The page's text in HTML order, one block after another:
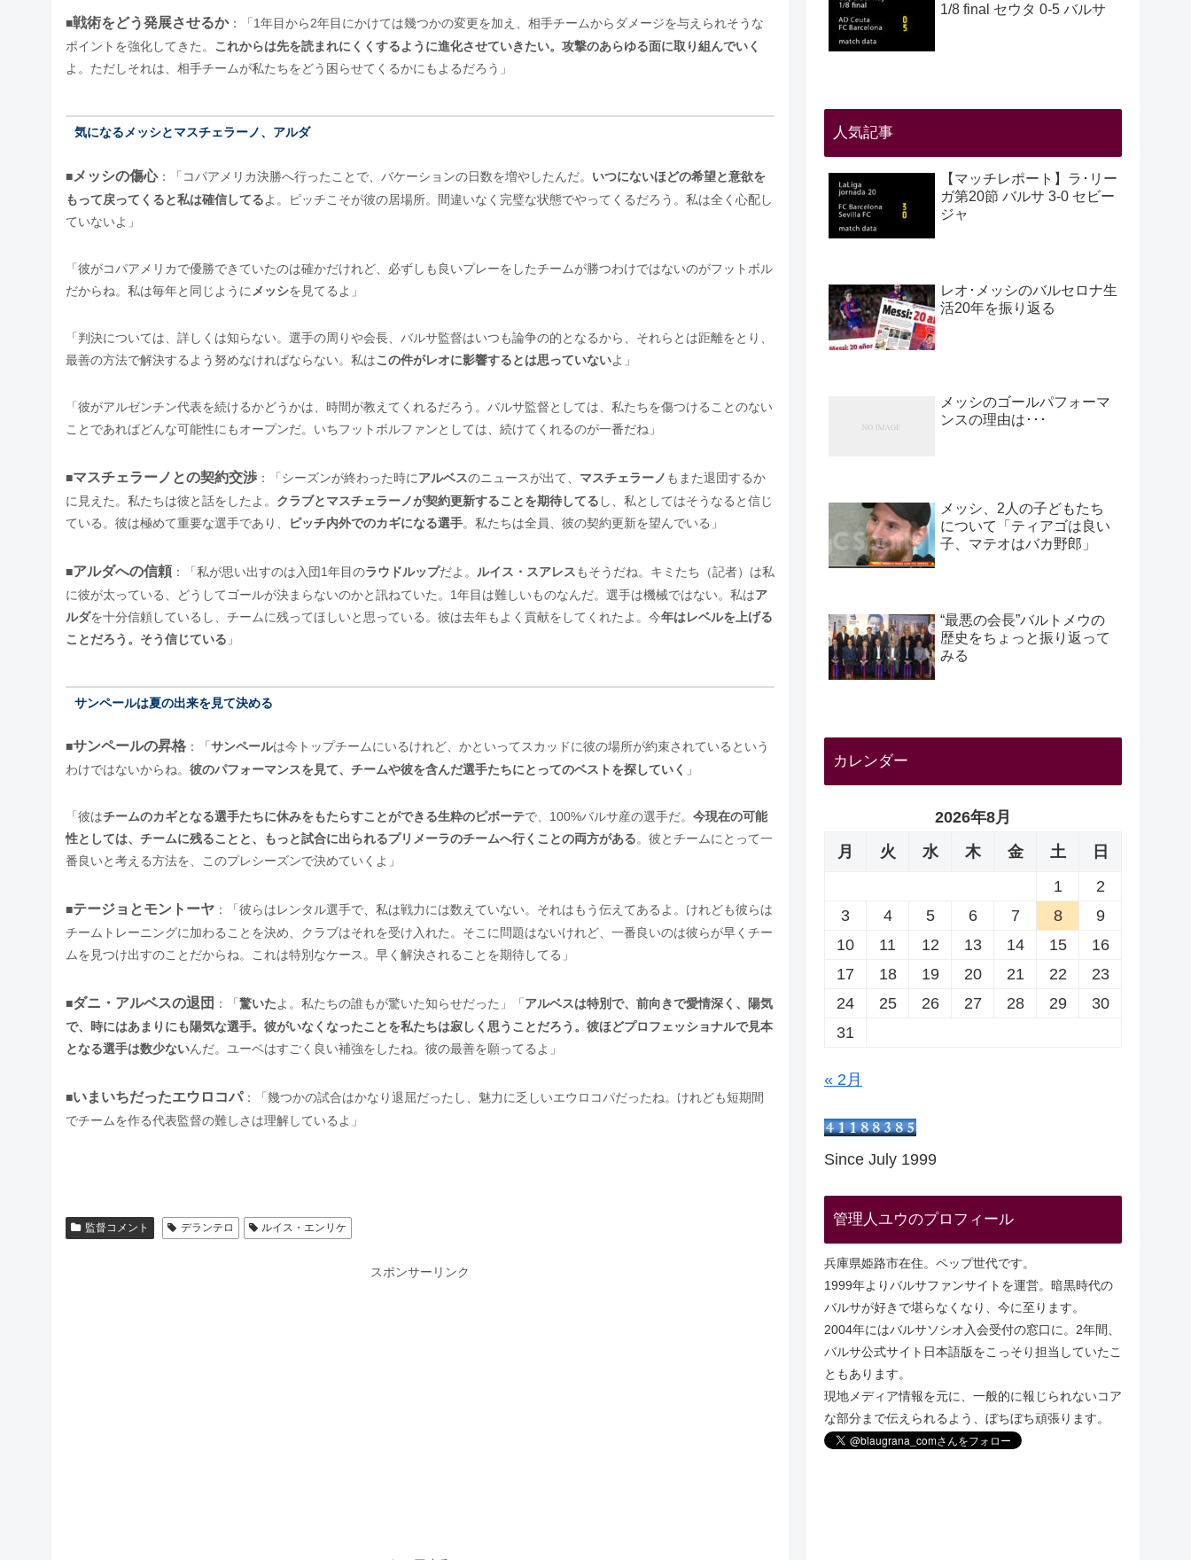
■戦術をどう発展させるか：「1年目から2年目にかけては幾つかの変更を加え、相手チームからダメージを与えられそうな
ポイントを強化してきた。 これからは先を読まれにくくするように進化させていきたい。攻撃のあらゆる面に取り組んでいく
よ。ただしそれは、相手チームが私たちをどう困らせてくるかにもよるだろう」
気になるメッシとマスチェラーノ、アルダ
■メッシの傷心：「コパアメリカ決勝へ行ったことで、バケーションの日数を増やしたんだ。 いつにないほどの希望と意欲を
もって戻ってくると私は確信してるよ。ピッチこそが彼の居場所。間違いなく完璧な状態でやってくるだろう。私は全く心配し
ていないよ」
「彼がコパアメリカで優勝できていたのは確かだけれど、必ずしも良いプレーをしたチームが勝つわけではないのがフットボル
だからね。私は毎年と同じように メッシを見てるよ」
「判決については、詳しくは知らない。選手の周りや会長、バルサ監督はいつも論争の的となるから、それらとは距離をとり、
最善の方法で解決するよう努めなければならない。私はこの件がレオに影響するとは思っていないよ」
「彼がアルゼンチン代表を続けるかどうかは、時間が教えてくれるだろう。バルサ監督としては、私たちを傷つけることのない
ことであればどんな可能性にもオープンだ。いちフットボルファンとしては、続けてくれるのが一番だね」
■マスチェラーノとの契約交渉 ：「シーズンが終わった時にアルベスのニュースが出て、 マスチェラーノ もまた退団するか
に見えた。私たちは彼と話をしたよ。 クラブとマスチェラーノが契約更新することを期待してる し、私としてはそうなると信じ
ている。彼は極めて重要な選手であり、
ピッチ内外でのカギになる選手。私たちは全員、彼の契約更新を望んでいる」
■アルダへの信頼 ：「私が思い出すのは入団1年目のラウドルップだよ。 ルイス・スアレスもそうだね。キミたち（記者）は私
に彼が太っている、どうしてゴールが決まらないのかと訊ねていた。1年目は難しいものなんだ。選手は機械ではない。私はア
ルダを十分信頼しているし、チームに残ってほしいと思っている。彼は去年もよく貢献をしてくれたよ。今年はレベルを上げる
ことだろう。そう信じている 」
サンペールは夏の出来を見て決める
■サンペールの昇格 ：「 サンペールは今トップチームにいるけれど、かといってスカッドに彼の場所が約束されているという
わけではないからね。 彼のパフォーマンスを見て、チームや彼を含んだ選手たちにとってのベストを探していく 」
「彼はチームのカギとなる選手たちに休みをもたらすことができる生粋のピボーテで、100%バルサ産の選手だ。 今現在の可能
性としては、チームに残ることと、もっと試合に出られるプリメーラのチームへ行くことの両方がある。彼とチームにとって一
番良いと考える方法を、このプレシーズンで決めていくよ」
■テージョとモントーヤ ：「彼らはレンタル選手で、私は戦力には数えていない。それはもう伝えてあるよ。けれども彼らは
チームトレーニングに加わることを決め、クラブはそれを受け入れた。そこに問題はないけれど、一番良いのは彼らが早くチー
ムを見つけ出すのことだからね。これは特別なケース。早く解決されることを期待してる」
■ダニ・アルベスの退団 ：「 驚いたよ。私たちの誰もが驚いた知らせだった」「 アルベスは特別で、前向きで愛情深く、陽気
で、時にはあまりにも陽気な選手。彼がいなくなったことを私たちは寂しく思うことだろう。彼ほどプロフェッショナルで見本
となる選手は数少ないんだ。ユーベはすごく良い補強をしたね。彼の最善を願ってるよ」
■いまいちだったエウロコパ：「幾つかの試合はかなり退屈だったし、魅力に乏しいエウロコパだったね。けれども短期間
でチームを作る代表監督の難しさは理解しているよ」
監督コメント デランテロ ルイス・エンリケ
スポンサーリンク
1/8 final セウタ 0-5 バルサ
人気記事
【マッチレポート】ラ･リー
ガ第20節 バルサ 3-0 セビー
ジャ
レオ･メッシのバルセロナ生
活20年を振り返る
メッシのゴールパフォーマ
ンスの理由は･･･
メッシ、2人の子どもたち
について「ティアゴは良い
子、マテオはバカ野郎」
“最悪の会長”バルトメウの
歴史をちょっと振り返って
みる
カレンダー
2026年8月
月
火 水 木 金 土
日
1
2
3
4 5 6 7 8
9
10
11 12 13 14 15
16
17
18 19 20 21 22
23
24
25 26 27 28 29
30
31
« 2月
Since July 1999
管理人ユウのプロフィール
兵庫県姫路市在住。ペップ世代です。
1999年よりバルサファンサイトを運営。暗黒時代の
バルサが好きで堪らなくなり、今に至ります。
2004年にはバルサソシオ入会受付の窓口に。2年間、
バルサ公式サイト日本語版をこっそり担当していたこ
ともあります。
現地メディア情報を元に、一般的に報じられないコア
な部分まで伝えられるよう、ぼちぼち頑張ります。